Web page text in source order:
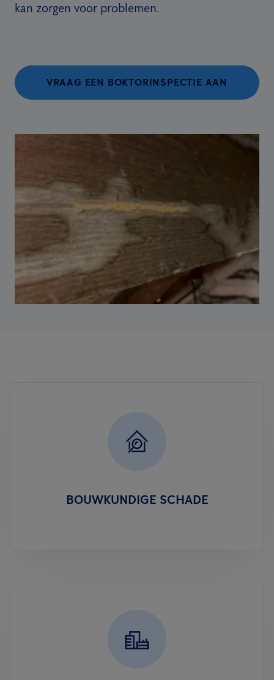
kan zorgen voor problemen.
VRAAG EEN BOKTORINSPECTIE AAN
BOUWKUNDIGE SCHADE